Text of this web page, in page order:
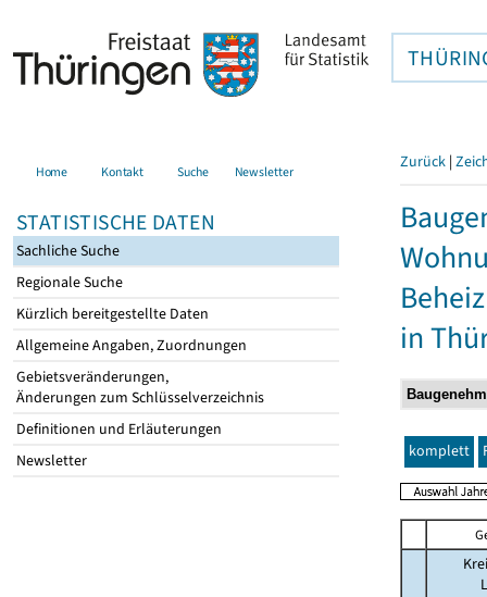
Home Kontakt Suche Newsletter
STATISTISCHE DATEN
Sachliche Suche
Regionale Suche
Kürzlich bereitgestellte Daten
Allgemeine Angaben, Zuordnungen
Gebietsveränderungen,
Änderungen zum Schlüsselverzeichnis
Definitionen und Erläuterungen
Newsletter
Zurück |
in
komplett